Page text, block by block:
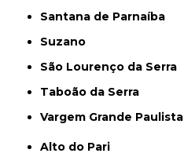
Santana de Parnaíba
Suzano
São Lourenço da Serra
Taboão da Serra
Vargem Grande Paulista
Alto do Pari